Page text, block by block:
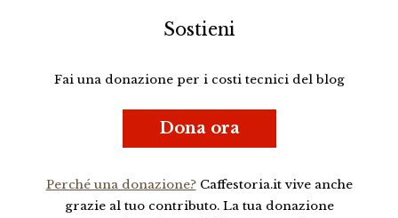
Sostieni
Fai una donazione per i costi tecnici del blog
Dona ora
Perché una donazione?Caffestoria.it vive anche
grazie al tuo contributo. La tua donazione